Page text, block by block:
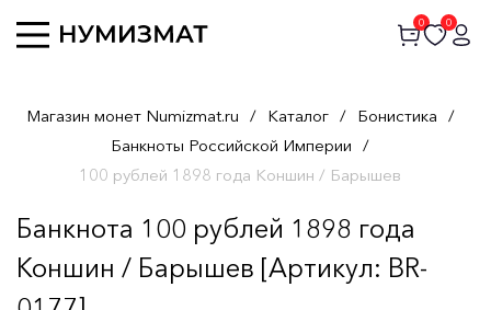
0 0
Магазин монет Numizmat.ru / Каталог / Бонистика /
Банкноты Российской Империи /
100 рублей 1898 года Коншин / Барышев
Банкнота 100 рублей 1898 года
Коншин / Барышев [Артикул: BR-